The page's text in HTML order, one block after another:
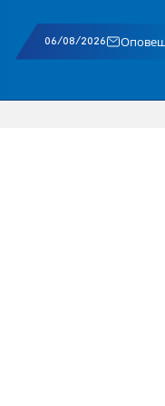
06/08/2026